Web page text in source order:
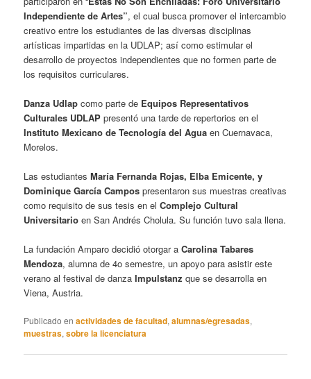
Independiente de Artes”, el cual busca promover el intercambio
creativo entre los estudiantes de las diversas disciplinas
artísticas impartidas en la UDLAP; así como estimular el
desarrollo de proyectos independientes que no formen parte de
los requisitos curriculares.
Danza Udlap como parte de Equipos Representativos
Culturales UDLAP presentó una tarde de repertorios en el
Instituto Mexicano de Tecnología del Agua en Cuernavaca,
Morelos.
Las estudiantesMaría Fernanda Rojas, Elba Emicente, y
Dominique García Campos presentaron sus muestras creativas
como requisito de sus tesis en elComplejo Cultural
Universitario en San Andrés Cholula. Su función tuvo sala llena.
La fundación Amparo decidió otorgar aCarolina Tabares
Mendoza, alumna de 4o semestre, un apoyo para asistir este
verano al festival de danza Impulstanz que se desarrolla en
Viena, Austria.
Publicado en actividades de facultad,alumnas/egresadas,
muestras,sobre la licenciatura